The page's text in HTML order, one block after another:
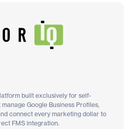
built exclusively for self-
Google Business Profiles,
connect every marketing dollar to
FMS integration.